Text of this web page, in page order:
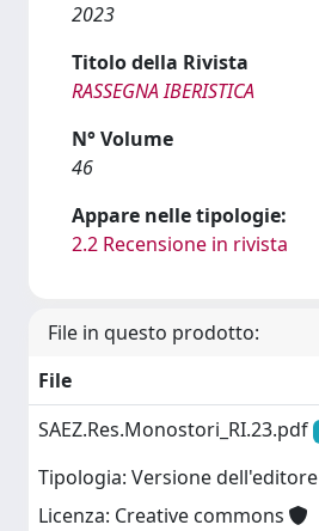
2023
Titolo della Rivista
RASSEGNA IBERISTICA
N° Volume
46
Appare nelle tipologie:
2.2 Recensione in rivista
File in questo prodotto:
File
SAEZ.Res.Monostori_RI.23.pdf
Tipologia: Versione dell'editore
Licenza: Creative commons